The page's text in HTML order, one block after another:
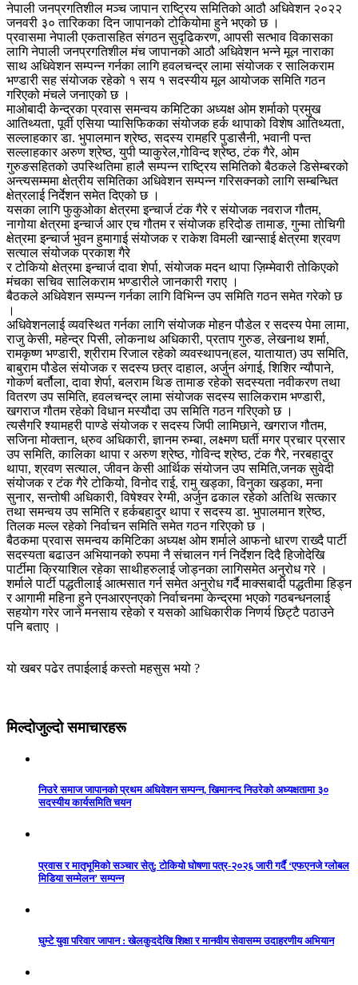
नेपाली जनप्रगतिशील मञ्च जापान राष्ट्रिय समितिको आठौ अधिवेशन २०२२
जनवरी ३० तारिकका दिन जापानको टोकियोमा हुने भएको छ ।
प्रवासमा नेपाली एकतासहित संगठन सुदृढिकरण, आपसी सत्भाव विकासका
लागि नेपाली जनप्रगतिशील मंच जापानको आठौ अधिवेशन भन्ने मूल नाराका
साथ अधिवेशन सम्पन्न गर्नका लागि हवलचन्द्र लामा संयोजक र सालिकराम
भण्डारी सह संयोजक रहेको १ सय १ सदस्यीय मूल आयोजक समिति गठन
गरिएको मंचले जनाएको छ ।
माओबादी केन्द्रका प्रवास समन्वय कमिटिका अध्यक्ष ओम शर्माको प्रमुख
आतिथ्यता, पूर्वी एसिया प्यासिफिकका संयोजक हर्क थापाको विशेष आतिथ्यता,
सल्लाहकार डा. भुपालमान श्रेष्ठ, सदस्य रामहरि पुडासैनी, भवानी पन्त
सल्लाहकार अरुण श्रेष्ठ, युपी प्याकुरेल,गोविन्द श्रेष्ठ, टंक गैरे, ओम
गुरुङसहितको उपस्थितिमा हालै सम्पन्न राष्ट्रिय समितिको बैठकले डिसेम्बरको
अन्त्यसम्ममा क्षेत्रीय समितिका अधिवेशन सम्पन्न गरिसक्नको लागि सम्बन्धित
क्षेत्रलाई निर्देशन समेत दिएको छ ।
यसका लागि फुकुओका क्षेत्रमा इन्चार्ज टंक गैरे र संयोजक नवराज गौतम,
नागोया क्षेत्रमा इन्चार्ज आर एच गौतम र संयोजक हरिदोङ तामाङ, गुन्मा तोचिगी
क्षेत्रमा इन्चार्ज भुवन हुमागाई संयोजक र राकेश विमली खान्साई क्षेत्रमा श्रवण
सत्याल संंयोजक प्रकाश गैरे
र टोकियो क्षेत्रमा इन्चार्ज दावा शेर्पा, संयोजक मदन थापा ज़िम्मेवारी तोकिएको
मंचका सचिव सालिकराम भण्डारीले जानकारी गराए ।
बैठकले अधिवेशन सम्पन्न गर्नका लागि विभिन्न उप समिति गठन समेत गरेको छ
।
अधिवेशनलाई व्यवस्थित गर्नका लागि संयोजक मोहन पौडेल र सदस्य पेमा लामा,
राजु केसी, महेन्द्र पिसी, लोकनाथ अधिकारी, प्रताप गुरुङ, लेखनाथ शर्मा,
रामकृष्ण भण्डारी, श्रीराम रिजाल रहेको व्यवस्थापन(हल, यातायात) उप समिति,
बाबुराम पौडेल संयोजक र सदस्य छत्र दाहाल, अर्जुन अंगाई, शिशिर न्यौपाने,
गोकर्ण बर्तौला, दावा शेर्पा, बलराम थिङ तामाङ रहेको सदस्यता नवीकरण तथा
वितरण उप समिति, हवलचन्द्र लामा संयोजक सदस्य सालिकराम भण्डारी,
खगराज गौतम रहेको विधान मस्यौदा उप समिति गठन गरिएको छ ।
त्यसैगरि श्यामहरी पाण्डे संयोजक र सदस्य जिपी लामिछाने, खगराज गौतम,
सजिना मोक्तान, ध्रुव अधिकारी, ज्ञानम रुम्बा, लक्ष्मण घर्ती मगर प्रचार प्रसार
उप समिति, कालिका थापा र अरुण श्रेष्ठ, गोविन्द श्रेष्ठ, टंक गैरे, नरबहादुर
थापा, श्रवण सत्याल, जीवन केसी आर्थिक संयोजन उप समिति,जनक सुवेदी
संयोजक र टंक गैरे टोकियो, विनोद राई, रामु खड्का, विनुका खड्का, मना
सुनार, सन्तोषी अधिकारी, विषेश्वर रेग्मी, अर्जुन ढकाल रहेको अतिथि सत्कार
तथा समन्वय उप समिति र हर्कबहादुर थापा र सदस्य डा. भुपालमान श्रेष्ठ,
तिलक मल्ल रहेको निर्वाचन समिति समेत गठन गरिएको छ ।
बैठकमा प्रवास समन्वय कमिटिका अध्यक्ष ओम शर्माले आफनो धारण राख्दै पार्टी
सदस्यता बढाउन अभियानको रुपमा नै संचालन गर्न निर्देशन दिदै हिजोदेखि
पार्टीमा क्रियाशिल रहेका साथीहरुलाई जोड्नका लागिसमेत अनुरोध गरे ।
शर्माले पार्टी पद्धतीलाई आत्मसात गर्न समेत अनुरोध गर्दै माक्सबादी पद्धतीमा हिड्न
र आगामी महिना हुने एनआरएनएको निर्वाचनमा केन्द्रमा भएको गठबन्धनलाई
सहयोग गरेर जाने मनसाय रहेको र यसको आधिकारीक निणर्य छिट्टै पठाउने
पनि बताए ।
यो खबर पढेर तपाईलाई कस्तो महसुस भयो ?
मिल्दोजुल्दो समाचारहरू
निउरे समाज जापानको प्रथम अधिवेशन सम्पन्न, खिमानन्द निउरेको अध्यक्षतामा ३०
सदस्यीय कार्यसमिति चयन
प्रवास र मातृभूमिको सञ्चार सेतु: टोकियो घोषणा पत्र-२०२६ जारी गर्दै ‘एफएनजे ग्लोबल
मिडिया सम्मेलन’ सम्पन्न
घुम्टे युवा परिवार जापान : खेलकुददेखि शिक्षा र मानवीय सेवासम्म उदाहरणीय अभियान